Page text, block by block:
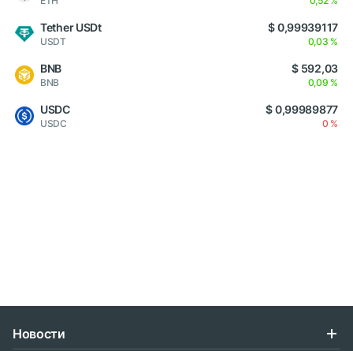
Tether USDt
USDT
$ 0,99939117
0,03 %
BNB
BNB
$ 592,03
0,09 %
USDC
USDC
$ 0,99989877
0 %
Новости